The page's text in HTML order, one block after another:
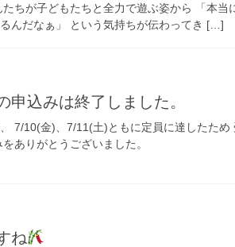
ちが子どもたちと全力で遊ぶ姿から 「本当
んだなぁ」 という気持ちが伝わってき […]
申込みは終了しました。
、 7/10(金)、7/11(土)ともに定員に達したため
ありがとうございました。
ね